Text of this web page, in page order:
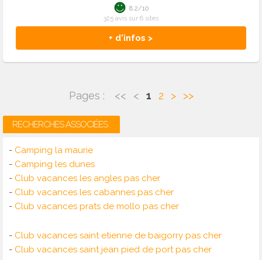
+ d'infos >
8.2/10
325 avis sur 6 sites
Pages : << < 1 2 > >>
RECHERCHES ASSOCIÉES :
- Camping la maurie
- Camping les dunes
- Club vacances les angles pas cher
- Club vacances les cabannes pas cher
- Club vacances prats de mollo pas cher
- Club vacances saint etienne de baigorry pas cher
- Club vacances saint jean pied de port pas cher